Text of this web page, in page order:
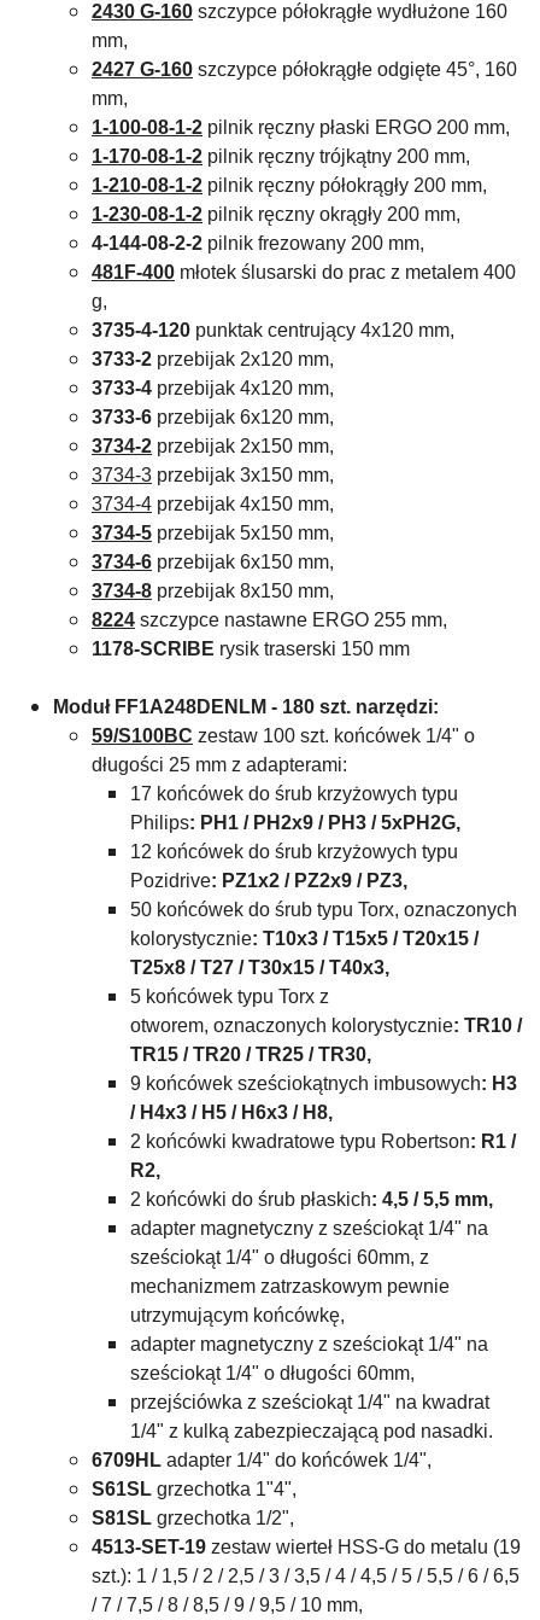
2430 G-160 szczypce półokrągłe wydłużone 160
mm,
2427 G-160 szczypce półokrągłe odgięte 45°, 160
mm,
1-100-08-1-2 pilnik ręczny płaski ERGO 200 mm,
1-170-08-1-2 pilnik ręczny trójkątny 200 mm,
1-210-08-1-2 pilnik ręczny półokrągły 200 mm,
1-230-08-1-2 pilnik ręczny okrągły 200 mm,
4-144-08-2-2 pilnik frezowany 200 mm,
481F-400 młotek ślusarski do prac z metalem 400
g,
3735-4-120 punktak centrujący 4x120 mm,
3733-2 przebijak 2x120 mm,
3733-4 przebijak 4x120 mm,
3733-6 przebijak 6x120 mm,
3734-2 przebijak 2x150 mm,
3734-3 przebijak 3x150 mm,
3734-4 przebijak 4x150 mm,
3734-5 przebijak 5x150 mm,
3734-6 przebijak 6x150 mm,
3734-8 przebijak 8x150 mm,
8224 szczypce nastawne ERGO 255 mm,
1178-SCRIBE rysik traserski 150 mm
Moduł FF1A248DENLM - 180 szt. narzędzi:
59/S100BC zestaw 100 szt. końcówek 1/4" o
długości 25 mm z adapterami:
17 końcówek do śrub krzyżowych typu
Philips: PH1 / PH2x9 / PH3 / 5xPH2G,
12 końcówek do śrub krzyżowych typu
Pozidrive: PZ1x2 / PZ2x9 / PZ3,
50 końcówek do śrub typu Torx, oznaczonych
kolorystycznie: T10x3 / T15x5 / T20x15 /
T25x8 / T27 / T30x15 / T40x3,
5 końcówek typu Torx z
otworem, oznaczonych kolorystycznie: TR10 /
TR15 / TR20 / TR25 / TR30,
9 końcówek sześciokątnych imbusowych: H3
/ H4x3 / H5 / H6x3 / H8,
2 końcówki kwadratowe typu Robertson: R1 /
R2,
2 końcówki do śrub płaskich: 4,5 / 5,5 mm,
adapter magnetyczny z sześciokąt 1/4" na
sześciokąt 1/4" o długości 60mm, z
mechanizmem zatrzaskowym pewnie
utrzymującym końcówkę,
adapter magnetyczny z sześciokąt 1/4" na
sześciokąt 1/4" o długości 60mm,
przejściówka z sześciokąt 1/4" na kwadrat
1/4" z kulką zabezpieczającą pod nasadki.
6709HL adapter 1/4" do końcówek 1/4",
S61SL grzechotka 1"4",
S81SL grzechotka 1/2",
4513-SET-19 zestaw wierteł HSS-G do metalu (19
szt.): 1 / 1,5 / 2 / 2,5 / 3 / 3,5 / 4 / 4,5 / 5 / 5,5 / 6 / 6,5
/ 7 / 7,5 / 8 / 8,5 / 9 / 9,5 / 10 mm,